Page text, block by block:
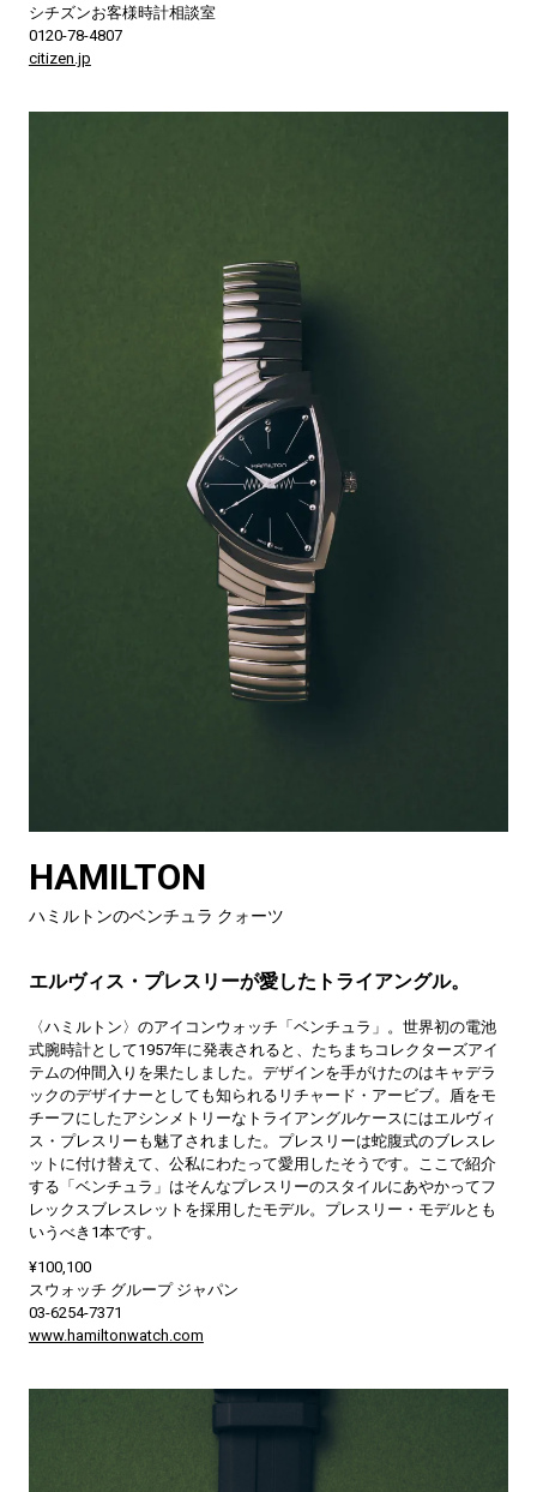
シチズンお客様時計相談室
0120-78-4807
citizen.jp
HAMILTON
ハミルトンのベンチュラ クォーツ
エルヴィス・プレスリーが愛したトライアングル。
〈ハミルトン〉のアイコンウォッチ「ベンチュラ」。世界初の電池
式腕時計として1957年に発表されると、たちまちコレクターズアイ
テムの仲間入りを果たしました。デザインを手がけたのはキャデラ
ックのデザイナーとしても知られるリチャード・アービブ。盾をモ
チーフにしたアシンメトリーなトライアングルケースにはエルヴィ
ス・プレスリーも魅了されました。プレスリーは蛇腹式のブレスレ
ットに付け替えて、公私にわたって愛用したそうです。ここで紹介
する「ベンチュラ」はそんなプレスリーのスタイルにあやかってフ
レックスブレスレットを採用したモデル。プレスリー・モデルとも
いうべき1本です。
¥100,100
スウォッチ グループ ジャパン
03-6254-7371
www.hamiltonwatch.com